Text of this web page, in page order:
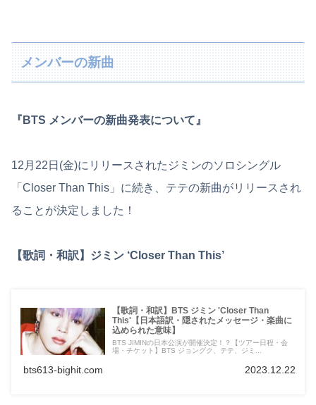
メンバーの新曲
『BTS メンバーの新曲発表について』
12月22日(金)にリリースされたジミンのソロシングル
「Closer Than This」に続き、テテの新曲がリリースされ
ることが決定しました！
【歌詞・和訳】ジミン ‘Closer Than This’
【歌詞・和訳】BTS ジミン 'Closer Than
This'【日本語訳・隠されたメッセージ・楽曲に
込められた意味】
BTS JIMINの日本公演が開催決定！？【ツアー日程・会
場・チケット】BTS ジョングク、テテ、ジミ...
bts613-bighit.com 2023.12.22